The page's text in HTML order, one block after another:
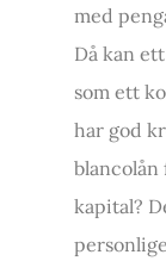
med
Då kan
som ett
har god
kapital?